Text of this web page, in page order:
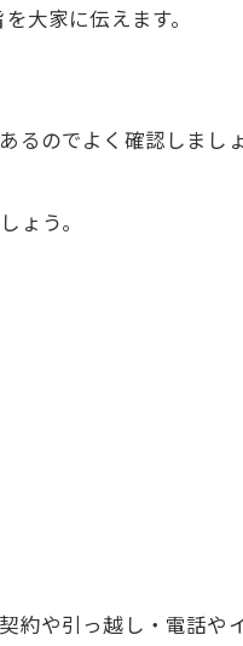
大家に伝えます。
るのでよく確認しましょ
ょう。
約や引っ越し・電話や